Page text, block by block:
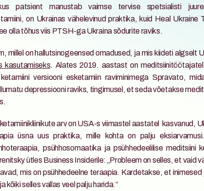
patsient manustab vaimse tervise spetsialisti
on Ukrainas vähelevinud praktika, kuid Heal Ukraine
olla tõhus viis PTSH-ga Ukraina sõdurite raviks.
millel on hallutsinogeensed omadused, ja mis kiideti algselt
kasutamiseks. Alates 2019. aastast on
versiooni esketamiin raviminimega Spravato,
depressiooni raviks, tingimusel, et seda võetakse
arv on USA-s viimastel aastatel  kasvanud,
üsna uus praktika, mille kohta on palju
psühhosomaatika ja psühhedeelilise meditsiini
ütles Business Insiderile: „Probleem on selles, et vaid
mis on psühhedeelne teraapia. Kardetakse, et
selles vallas veel palju harida.”